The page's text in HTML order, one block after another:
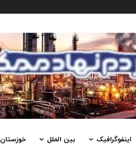
اینفوگرافیک بین الملل خوزستان